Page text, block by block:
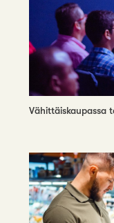
Vähittäiskaupassa